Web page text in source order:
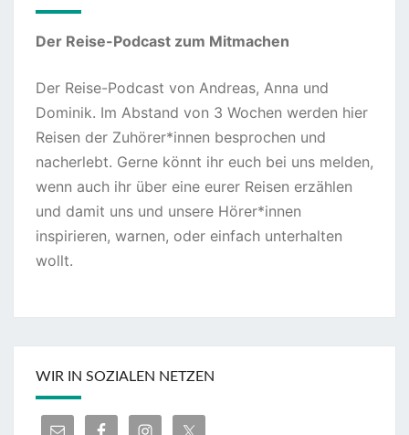
Der Reise-Podcast zum Mitmachen
Der Reise-Podcast von Andreas, Anna und
Dominik. Im Abstand von 3 Wochen werden hier
Reisen der Zuhörer*innen besprochen und
nacherlebt. Gerne könnt ihr euch bei uns melden,
wenn auch ihr über eine eurer Reisen erzählen
und damit uns und unsere Hörer*innen
inspirieren, warnen, oder einfach unterhalten
wollt.
WIR IN SOZIALEN NETZEN